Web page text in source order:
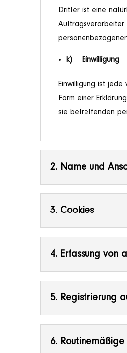
Dritter ist eine
Auftragsverarbeiter
k) Einwilligung
Einwilligung ist
Form einer
sie betreffenden
2. Name und
3. Cookies
4. Erfassung von
5. Registrierung
6.